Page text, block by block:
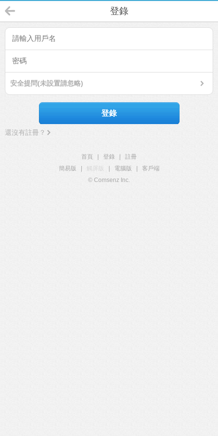
登錄
安全提問(未設置請忽略)
登錄
還沒有註冊？
首頁 登錄
註冊
簡易版
觸屏版 電腦版
客戶端
© Comsenz Inc.